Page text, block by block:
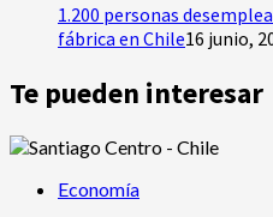
1.200 personas
fábrica en Chile16 junio,
Te pueden interesar
Economía